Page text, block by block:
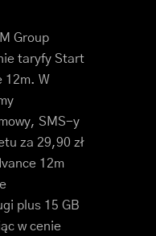
Group
taryfy Start
12m. W
SMS-y
za 29,90 zł
12m
plus 15 GB
w cenie